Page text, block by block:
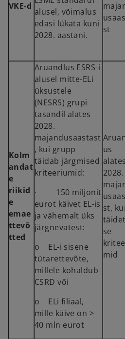
VKE-d
alusel, võimalus
edasi lükata kuni
2028. aastani.
st
Kolm
andat
e
riikid
e
emae
ttevõ
tted
Aruandlus ESRS-i
alusel mitte-ELi
üksustele
(NESRS) grupi
tasandil alates
2028.
majandusaastast
, kui grupp
täidab järgmised
kriteeriumid:
· 150 miljonit
eurot käivet EL-is
ja vähemalt üks
järgnevatest:
o EL-i sisene
tütarettevõte,
millele kohaldub
CSRD või
o ELi filiaal,
mille käive on >
40 mln eurot
us
alates
2028.
st, kui
se
mid